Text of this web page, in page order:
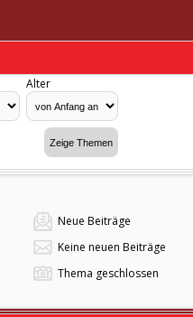
Alter
Neue Beiträge
Keine neuen Beiträge
Thema geschlossen